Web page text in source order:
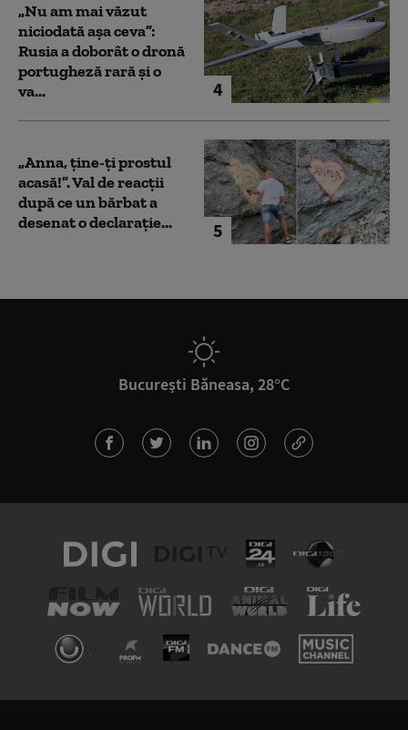
4
„Nu am mai văzut
niciodată așa ceva”:
Rusia a doborât o dronă
portugheză rară și o
va...
5
„Anna, ţine-ţi prostul
acasă!”. Val de reacții
după ce un bărbat a
desenat o declarație...
București Băneasa, 28°C